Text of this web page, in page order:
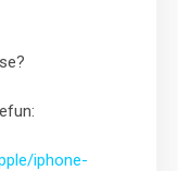
iphone-